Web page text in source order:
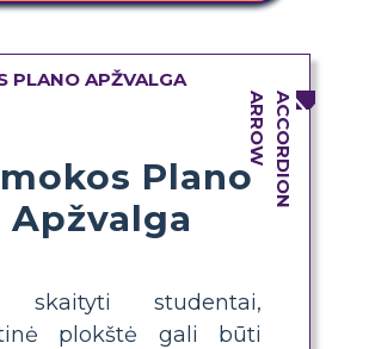
PLANO APŽVALGA
Plano
Apžvalga
skaityti studentai,
plokštė gali būti